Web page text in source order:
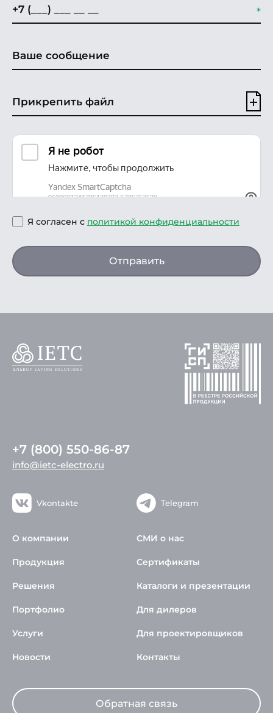
Прикрепить файл
Я согласен с политикой конфиденциальности
Отправить
+7 (800) 550-86-87
info@ietc-electro.ru
Vkontakte Telegram
О компании
Продукция
Решения
Портфолио
Услуги
Новости
СМИ о нас
Сертификаты
Каталоги и презентации
Для дилеров
Для проектировщиков
Контакты
Обратная связь